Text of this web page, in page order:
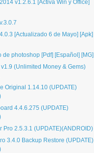
v1.2.6.1 [Activa Win y Office]
[Actualizado 6 de Mayo] [Apk]
de photoshop [Pdf] [Español] [MG]
(Unlimited Money & Gems)
Original 1.14.10 (UPDATE)
4.4.6.275 (UPDATE)
Pro 2.5.3.1 (UPDATE)(ANDROID)
3.4.0 Backup Restore (UPDATE)